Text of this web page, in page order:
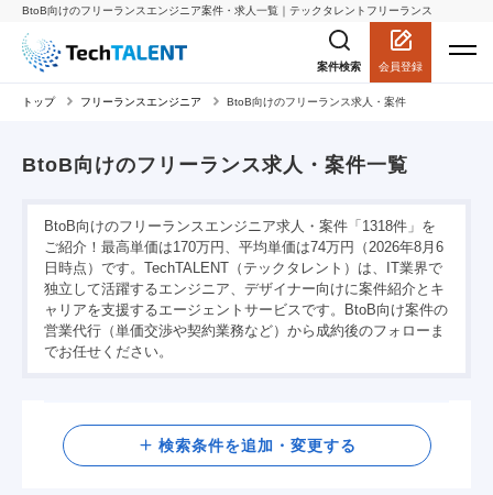
BtoB向けのフリーランスエンジニア案件・求人一覧｜テックタレントフリーランス
案件検索 会員登録
トップ フリーランスエンジニア BtoB向けのフリーランス求人・案件
BtoB向けのフリーランス求人・案件一覧
BtoB向けのフリーランスエンジニア求人・案件「1318件」を
ご紹介！最高単価は170万円、平均単価は74万円（2026年8月6
日時点）です。TechTALENT（テックタレント）は、IT業界で
独立して活躍するエンジニア、デザイナー向けに案件紹介とキ
ャリアを支援するエージェントサービスです。BtoB向け案件の
営業代行（単価交渉や契約業務など）から成約後のフォローま
でお任せください。
検索
検索条件を追加・変更する